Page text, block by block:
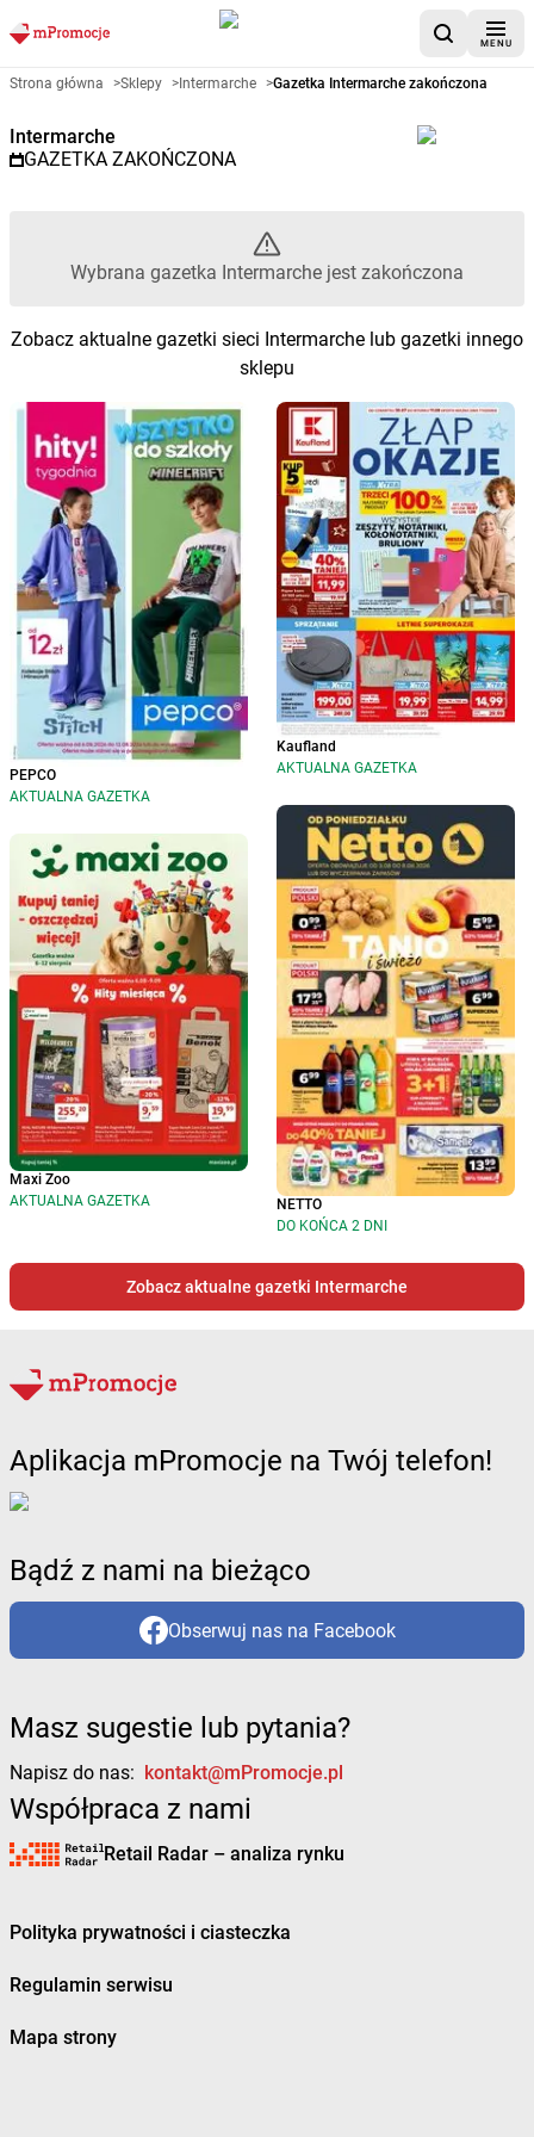
MENU
Gazetka promocyjna
Strona główna >Sklepy > Intermarche >Gazetka Intermarche zakończona
Intermarche
GAZETKA ZAKOŃCZONA
Wybrana gazetka Intermarche jest zakończona
Zobacz aktualne gazetki sieci Intermarche lub gazetki innego
sklepu
PEPCO
AKTUALNA GAZETKA
Maxi Zoo
AKTUALNA GAZETKA
Kaufland
AKTUALNA GAZETKA
NETTO
DO KOŃCA 2 DNI
Zobacz aktualne gazetki Intermarche
Aplikacja mPromocje na Twój telefon!
Bądź z nami na bieżąco
Obserwuj nas na Facebook
Masz sugestie lub pytania?
Napisz do nas: kontakt@mPromocje.pl
Współpraca z nami
Retail Radar – analiza rynku
Polityka prywatności i ciasteczka
Regulamin serwisu
Mapa strony